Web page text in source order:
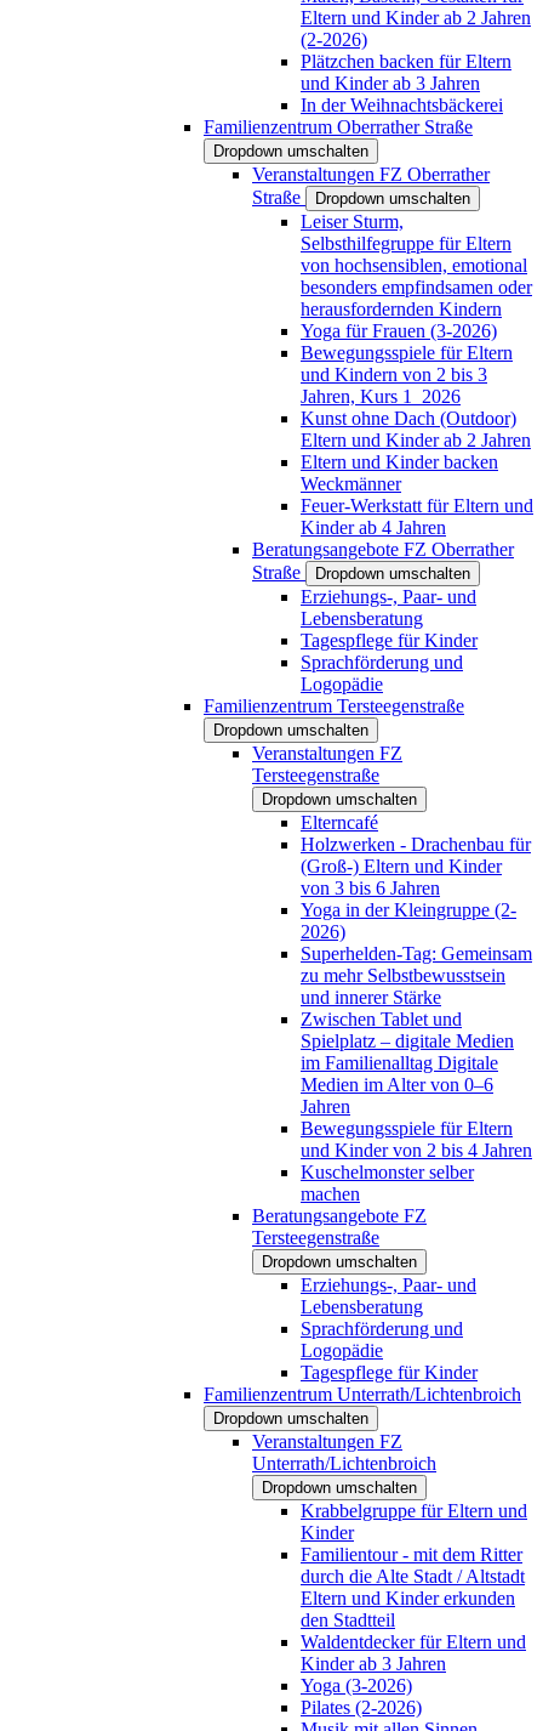
Eltern und Kinder ab 2 Jahren
(2-2026)
Plätzchen backen für Eltern
und Kinder ab 3 Jahren
In der Weihnachtsbäckerei
Familienzentrum Oberrather Straße
Dropdown umschalten
Veranstaltungen FZ Oberrather
Straße
Dropdown umschalten
Leiser Sturm,
Selbsthilfegruppe für Eltern
von hochsensiblen, emotional
besonders empfindsamen oder
herausfordernden Kindern
Yoga für Frauen (3-2026)
Bewegungsspiele für Eltern
und Kindern von 2 bis 3
Jahren, Kurs 1_2026
Kunst ohne Dach (Outdoor)
Eltern und Kinder ab 2 Jahren
Eltern und Kinder backen
Weckmänner
Feuer-Werkstatt für Eltern und
Kinder ab 4 Jahren
Beratungsangebote FZ Oberrather
Straße
Dropdown umschalten
Erziehungs-, Paar- und
Lebensberatung
Tagespflege für Kinder
Sprachförderung und
Logopädie
Familienzentrum Tersteegenstraße
Dropdown umschalten
Veranstaltungen FZ
Tersteegenstraße
Dropdown umschalten
Elterncafé
Holzwerken - Drachenbau für
(Groß-) Eltern und Kinder
von 3 bis 6 Jahren
Yoga in der Kleingruppe (2-
2026)
Superhelden-Tag: Gemeinsam
zu mehr Selbstbewusstsein
und innerer Stärke
Zwischen Tablet und
Spielplatz – digitale Medien
im Familienalltag Digitale
Medien im Alter von 0–6
Jahren
Bewegungsspiele für Eltern
und Kinder von 2 bis 4 Jahren
Kuschelmonster selber
machen
Beratungsangebote FZ
Tersteegenstraße
Dropdown umschalten
Erziehungs-, Paar- und
Lebensberatung
Sprachförderung und
Logopädie
Tagespflege für Kinder
Familienzentrum Unterrath/Lichtenbroich
Dropdown umschalten
Veranstaltungen FZ
Unterrath/Lichtenbroich
Dropdown umschalten
Krabbelgruppe für Eltern und
Kinder
Familientour - mit dem Ritter
durch die Alte Stadt / Altstadt
Eltern und Kinder erkunden
den Stadtteil
Waldentdecker für Eltern und
Kinder ab 3 Jahren
Yoga (3-2026)
Pilates (2-2026)